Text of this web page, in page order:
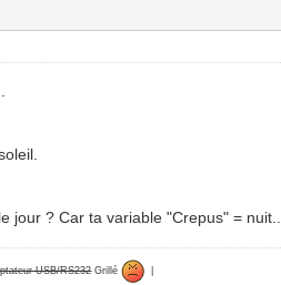
jour ? Car ta variable "Crepus" =
USB/RS232Grillé